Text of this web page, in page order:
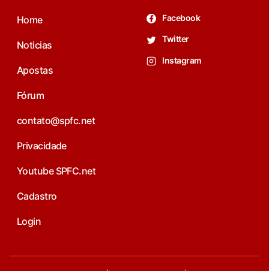
Home
Noticias
Apostas
Fórum
contato@spfc.net
Privacidade
Youtube SPFC.net
Cadastro
Login
Facebook
Twitter
Instagram